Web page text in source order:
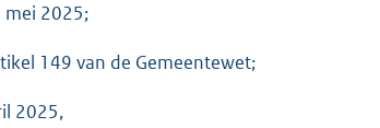
mei 2025;
149 van de Gemeentewet;
2025,